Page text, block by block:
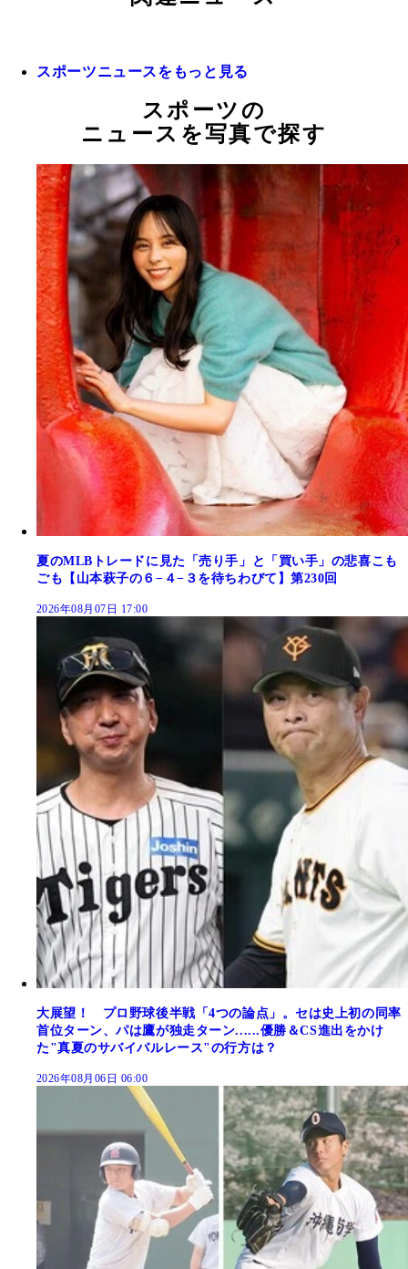
スポーツニュースをもっと見る
スポーツの
ニュースを写真で探す
夏のMLBトレードに見た「売り手」と「買い手」の悲喜こも
ごも【山本萩子の６−４−３を待ちわびて】第230回
2026年08月07日 17:00
大展望！ プロ野球後半戦「4つの論点」。セは史上初の同率
首位ターン、パは鷹が独走ターン......優勝＆CS進出をかけ
た"真夏のサバイバルレース"の行方は？
2026年08月06日 06:00